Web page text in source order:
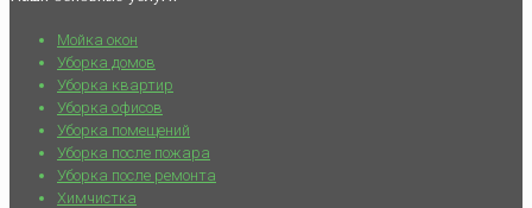
Мойка окон
Уборка домов
Уборка квартир
Уборка офисов
Уборка помещений
Уборка после пожара
Уборка после ремонта
Химчистка